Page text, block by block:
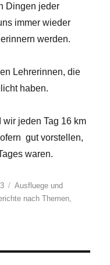
Dingen jeder
immer wieder
werden.
Lehrerinnen, die
haben.
wir jeden Tag 16 km
gut vorstellen,
waren.
Kategorien
Ausfluege und
nach Themen